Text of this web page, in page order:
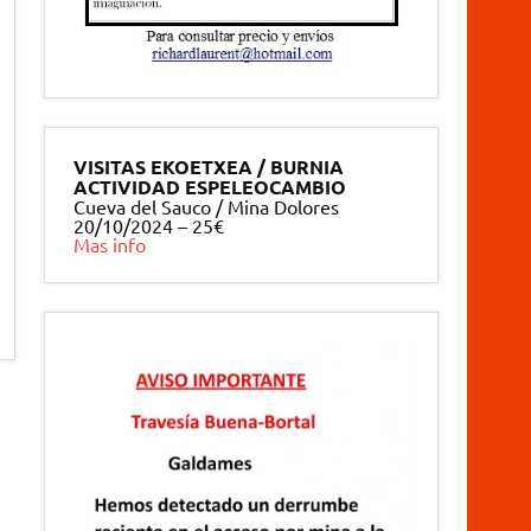
VISITAS EKOETXEA / BURNIA
ACTIVIDAD ESPELEOCAMBIO
Cueva del Sauco / Mina Dolores
20/10/2024 – 25€
Mas info